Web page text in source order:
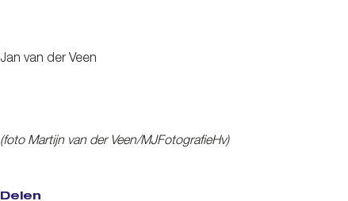
Jan van der Veen
(foto Martijn van der Veen/MJFotografieHv)
Delen